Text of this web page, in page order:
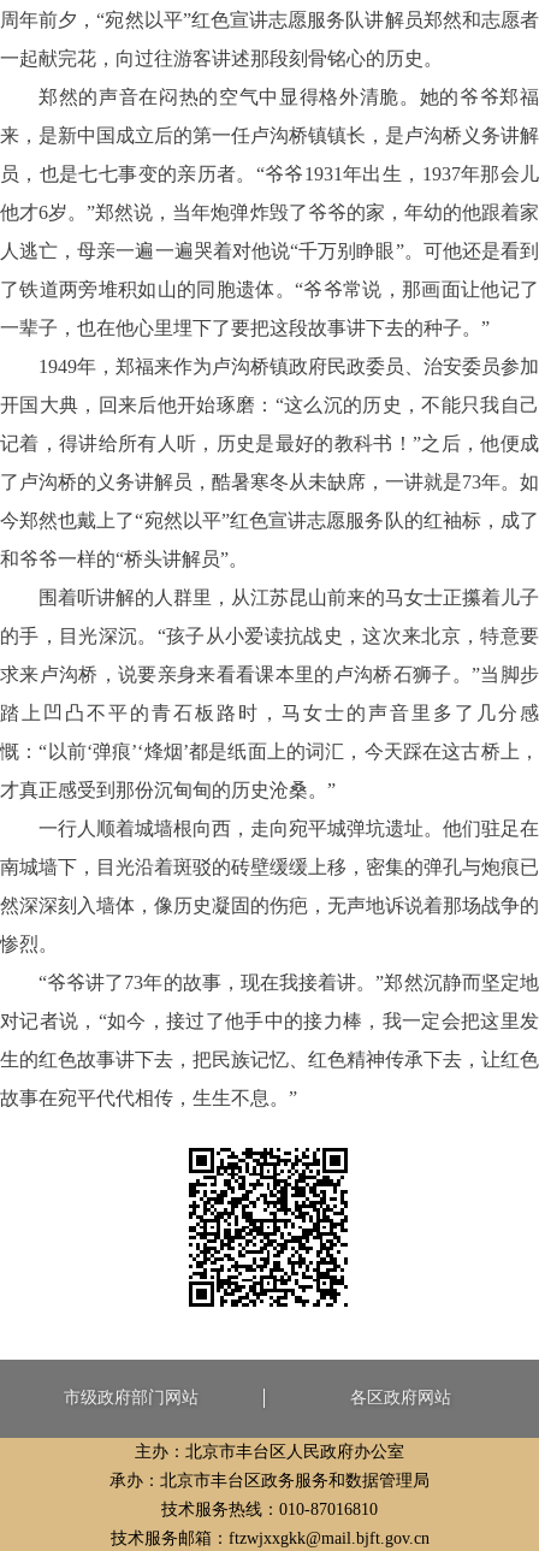
周年前夕，“宛然以平”红色宣讲志愿服务队讲解员郑然和志愿者
一起献完花，向过往游客讲述那段刻骨铭心的历史。
郑然的声音在闷热的空气中显得格外清脆。她的爷爷郑福
来，是新中国成立后的第一任卢沟桥镇镇长，是卢沟桥义务讲解
员，也是七七事变的亲历者。 “爷爷1931年出生，1937年那会儿
他才6岁。”郑然说，当年炮弹炸毁了爷爷的家，年幼的他跟着家
人逃亡，母亲一遍一遍哭着对他说“千万别睁眼”。可他还是看到
了铁道两旁堆积如山的同胞遗体。“爷爷常说，那画面让他记了
一辈子，也在他心里埋下了要把这段故事讲下去的种子。”
1949年，郑福来作为卢沟桥镇政府民政委员、治安委员参加
开国大典，回来后他开始琢磨：“这么沉的历史，不能只我自己
记着，得讲给所有人听，历史是最好的教科书！”之后，他便成
了卢沟桥的义务讲解员，酷暑寒冬从未缺席，一讲就是73年。如
今郑然也戴上了“宛然以平”红色宣讲志愿服务队的红袖标，成了
和爷爷一样的“桥头讲解员”。
围着听讲解的人群里，从江苏昆山前来的马女士正攥着儿子
的手，目光深沉。 “孩子从小爱读抗战史，这次来北京，特意要
求来卢沟桥，说要亲身来看看课本里的卢沟桥石狮子。”当脚步
踏上凹凸不平的青石板路时，马女士的声音里多了几分感
慨：“以前‘弹痕’‘烽烟’都是纸面上的词汇，今天踩在这古桥上，
才真正感受到那份沉甸甸的历史沧桑。”
一行人顺着城墙根向西，走向宛平城弹坑遗址。他们驻足在
南城墙下，目光沿着斑驳的砖壁缓缓上移，密集的弹孔与炮痕已
然深深刻入墙体，像历史凝固的伤疤，无声地诉说着那场战争的
惨烈。
“爷爷讲了73年的故事，现在我接着讲。”郑然沉静而坚定地
对记者说，“如今，接过了他手中的接力棒，我一定会把这里发
生的红色故事讲下去，把民族记忆、红色精神传承下去，让红色
故事在宛平代代相传，生生不息。”
市级政府部门网站 各区政府网站
主办：北京市丰台区人民政府办公室
承办：北京市丰台区政务服务和数据管理局
技术服务热线：010-87016810
技术服务邮箱：ftzwjxxgkk@mail.bjft.gov.cn